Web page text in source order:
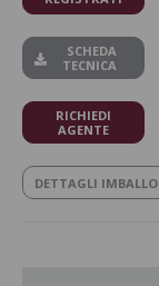
SCHEDA
TECNICA
RICHIEDI
AGENTE
DETTAGLI IMBALLO